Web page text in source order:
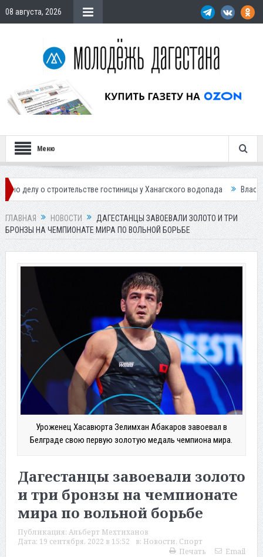
08 августа, 2026
Меню
гостиницы у Ханагского водопада Власти Махачкалы
ГЛАВНАЯ НОВОСТИ
ДАГЕСТАНЦЫ ЗАВОЕВАЛИ ЗОЛОТО И ТРИ
БРОНЗЫ НА ЧЕМПИОНАТЕ МИРА ПО ВОЛЬНОЙ БОРЬБЕ
Уроженец Хасавюрта Зелимхан Абакаров завоевал в
Белграде свою первую золотую медаль чемпиона мира.
Дагестанцы завоевали золото
и три бронзы на чемпионате
мира по вольной борьбе
Публикация: Альберт Мехтиханов
Дата: 19 сентября, 2022 в 15:52 в: Новости, Спорт
Печать
Email